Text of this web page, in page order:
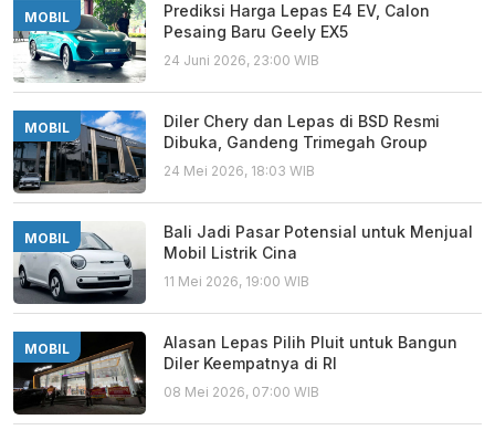
MOBIL
Prediksi Harga Lepas E4 EV, Calon
Pesaing Baru Geely EX5
24 Juni 2026, 23:00 WIB
MOBIL
Diler Chery dan Lepas di BSD Resmi
Dibuka, Gandeng Trimegah Group
24 Mei 2026, 18:03 WIB
MOBIL
Bali Jadi Pasar Potensial untuk Menjual
Mobil Listrik Cina
11 Mei 2026, 19:00 WIB
MOBIL
Alasan Lepas Pilih Pluit untuk Bangun
Diler Keempatnya di RI
08 Mei 2026, 07:00 WIB